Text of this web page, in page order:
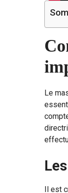
Le
Il est